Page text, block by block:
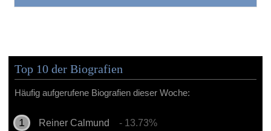
Top 10 der Biografien
Häufig aufgerufene Biografien dieser Woche:
Reiner Calmund - 13.73%